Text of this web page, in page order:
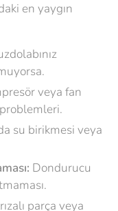
en yaygın
veya fan
su birikmesi veya
Dondurucu
parça veya